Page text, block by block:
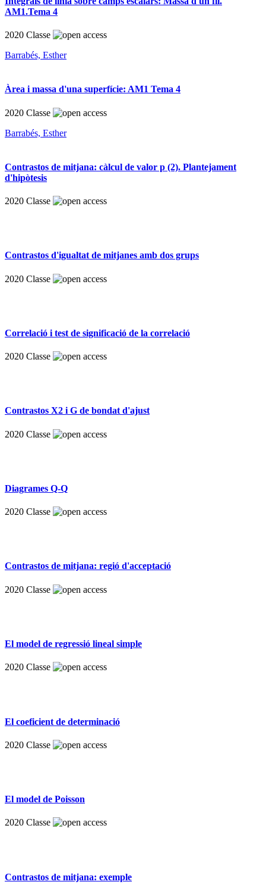
AM1.Tema 4
2020 Classe
Barrabés, Esther
Àrea i massa d'una superfície: AM1 Tema 4
2020 Classe
Barrabés, Esther
Contrastos de mitjana: càlcul de valor p (2). Plantejament
d'hipòtesis
2020 Classe
Contrastos d'igualtat de mitjanes amb dos grups
2020 Classe
Correlació i test de significació de la correlació
2020 Classe
Contrastos X2 i G de bondat d'ajust
2020 Classe
Diagrames Q-Q
2020 Classe
Contrastos de mitjana: regió d'acceptació
2020 Classe
El model de regressió lineal simple
2020 Classe
El coeficient de determinació
2020 Classe
El model de Poisson
2020 Classe
Contrastos de mitjana: exemple